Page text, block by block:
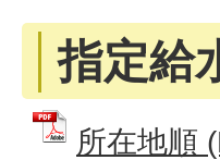
指定給
所在地順